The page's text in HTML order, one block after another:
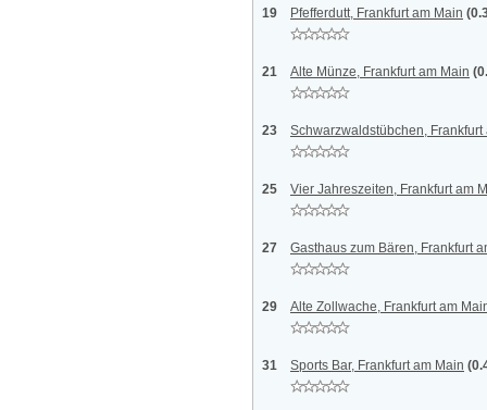
19 Pfefferdutt, Frankfurt am Main
21 Alte Münze, Frankfurt am Main
23 Schwarzwaldstübchen, Frankfurt
25 Vier Jahreszeiten, Frankfurt am
27 Gasthaus zum Bären, Frankfurt
29 Alte Zollwache, Frankfurt am
31 Sports Bar, Frankfurt am Main